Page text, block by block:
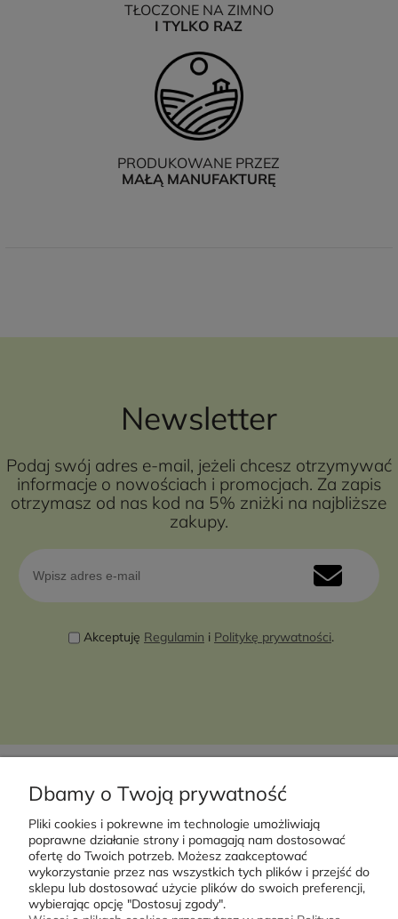
TŁOCZONE NA ZIMNO
I TYLKO RAZ
PRODUKOWANE PRZEZ
MAŁĄ MANUFAKTURĘ
Newsletter
Podaj swój adres e-mail, jeżeli chcesz otrzymywać
informacje o nowościach i promocjach. Za zapis
otrzymasz od nas kod na 5% zniżki na najbliższe
zakupy.
Akceptuję Regulamin i Politykę prywatności.
Moje konto
Płatności i dostawa
Dbamy o Twoją prywatność
Pliki cookies i pokrewne im technologie umożliwiają
poprawne działanie strony i pomagają nam dostosować
ofertę do Twoich potrzeb. Możesz zaakceptować
wykorzystanie przez nas wszystkich tych plików i przejść do
sklepu lub dostosować użycie plików do swoich preferencji,
wybierając opcję "Dostosuj zgody".